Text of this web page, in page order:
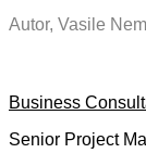
Autor, Vasile
Business
Senior Project